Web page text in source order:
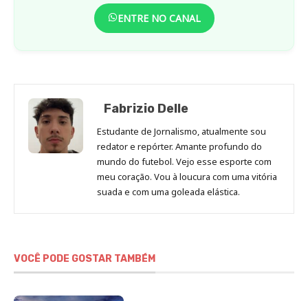
ENTRE NO CANAL
Fabrizio Delle
Estudante de Jornalismo, atualmente sou
redator e repórter. Amante profundo do
mundo do futebol. Vejo esse esporte com
meu coração. Vou à loucura com uma vitória
suada e com uma goleada elástica.
VOCÊ PODE GOSTAR TAMBÉM